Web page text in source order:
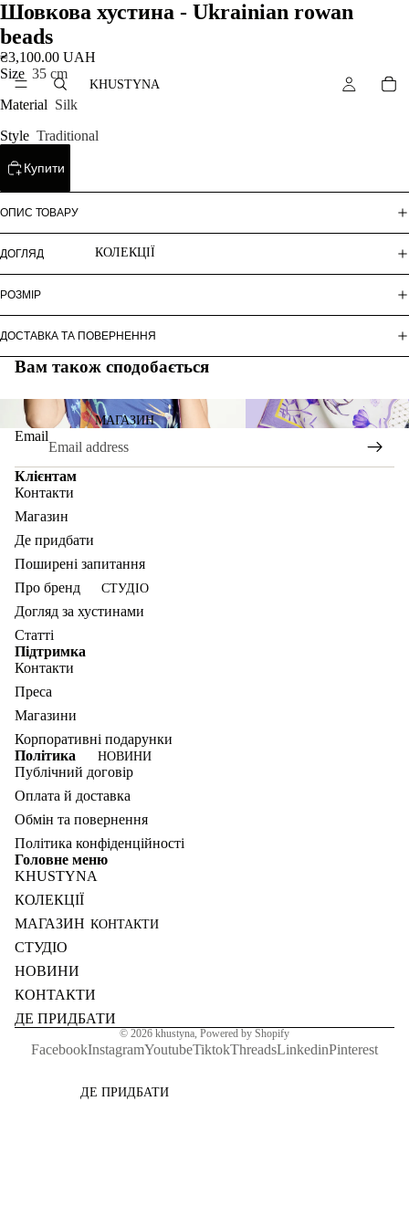
KHUSTYNA
КОЛЕКЦІЇ
МАГАЗИН
СТУДІО
НОВИНИ
КОНТАКТИ
ДЕ ПРИДБАТИ
Шовкова хустина - Ukrainian rowan
beads
₴3,100.00 UAH
Size 35 cm
Material Silk
Style Traditional
Купити
ОПИС ТОВАРУ
ДОГЛЯД
РОЗМІР
ДОСТАВКА ТА ПОВЕРНЕННЯ
Вам також сподобається
ARTNATION
COLLABORATIONS
Email
Клієнтам
Контакти
Магазин
Де придбати
Поширені запитання
Про бренд
Догляд за хустинами
Статті
Підтримка
Контакти
Преса
Магазини
Корпоративні подарунки
Політика
Публічний договір
Оплата й доставка
Обмін та повернення
Політика конфіденційності
Головне меню
KHUSTYNA
КОЛЕКЦІЇ
МАГАЗИН
СТУДІО
НОВИНИ
КОНТАКТИ
ДЕ ПРИДБАТИ
© 2026 khustyna Powered by Shopify
FacebookInstagramYoutubeTiktokThreadsLinkedinPinterest